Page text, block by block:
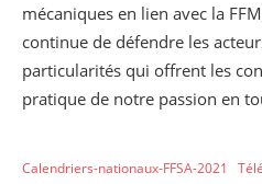
mécaniques en lien avec la
continue de défendre les
particularités qui offrent les
pratique de notre passion en
Calendriers-nationaux-FFSA-2021